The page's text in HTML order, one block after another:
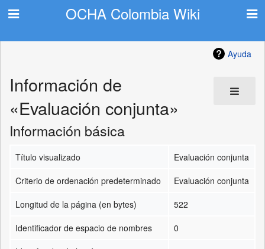
OCHA Colombia Wiki
Ayuda
Información de
«Evaluación conjunta»
Información básica
Título visualizado
Evaluación conjunta
Criterio de ordenación predeterminado
Evaluación conjunta
Longitud de la página (en bytes)
522
Identificador de espacio de nombres
0